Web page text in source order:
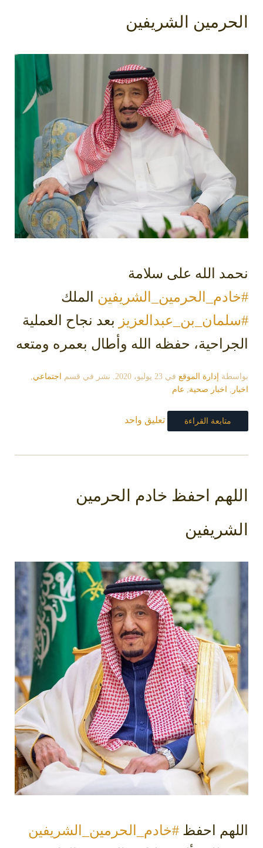
الحرمين الشريفين
نحمد الله على سلامة
#خادم_الحرمين_الشريفين ‬⁩ الملك
#سلمان_بن_عبدالعزيز ‬⁩ بعد نجاح العملية
الجراحية، حفظه الله وأطال بعمره ومتعه
بواسطة إدارة الموقع في 23 يوليو، 2020 . نشر في قسم اجتماعي,
اخبار , اخبار صحية, عام
متابعة القراءة تعليق واحد
اللهم احفظ خادم الحرمين
الشريفين
‫اللهم احفظ ⁧‫ #خادم_الحرمين_الشريفين